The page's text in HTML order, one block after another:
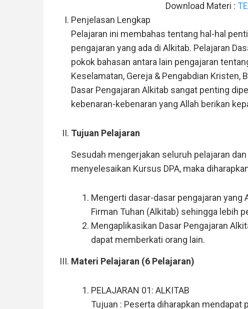
Download Materi :
Penjelasan Lengkap
Pelajaran ini membahas tentang hal-hal
pengajaran yang ada di Alkitab. Pelajaran
pokok bahasan antara lain pengajaran
Keselamatan, Gereja & Pengabdian Kristen,
Dasar Pengajaran Alkitab sangat penting
kebenaran-kebenaran yang Allah berikan
Tujuan Pelajaran
Sesudah mengerjakan seluruh pelajaran
menyelesaikan Kursus DPA, maka
Mengerti dasar-dasar pengajaran yang
Firman Tuhan (Alkitab) sehingga lebih
Mengaplikasikan Dasar Pengajaran
dapat memberkati orang lain.
Materi Pelajaran (6 Pelajaran)
PELAJARAN 01: ALKITAB
Tujuan : Peserta diharapkan